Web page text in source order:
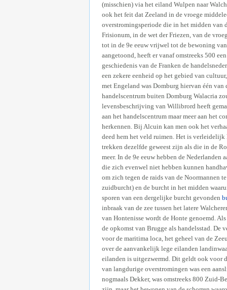
(misschien) via het eiland Wulpen naar
ook het feit dat Zeeland in de vroege
overstromingsperiode die in het midden van
Frisionum, in de wet der Friezen, van de
tot in de 9e eeuw vrijwel tot de bewoning
aangetoond, heeft er vanaf omstreeks 500
geschiedenis van de Franken de
een zekere eenheid op het gebied van
met Engeland was Domburg hiervan één
handelscentrum buiten Domburg Walacria
levensbeschrijving van Willibrord heeft
aan het handelscentrum maar meer aan het
herkennen. Bij Alcuin kan men ook het
deed hem het veld ruimen. Het is
trekken dezelfde geweest zijn als die in de
meer. In de 9e eeuw hebben de
die zich evenwel niet hebben kunnen
om zich tegen de raids van de Noormannen
zuidburcht) en de burcht in het midden
sporen van een dergelijke burcht gevonden
inbraak van de zee tussen het latere
van Hontenisse wordt de Honte genoemd.
de opkomst van Brugge als handelsstad. De
voor de maritima loca, het geheel van de
over de aanvankelijk lege eilanden
eilanden is uitgezwermd. Dit geldt ook voor
van langdurige overstromingen was een
nogmaals Dekker, was omstreeks 800 Zuid-